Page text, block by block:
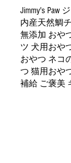
Jimmy's Paw
内産天然鯛
無添加 おや
ツ 犬用おや
おやつ ネコ
つ 猫用おや
補給 ご褒美